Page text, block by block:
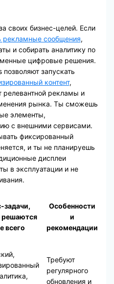
своих бизнес-целей. Если
рекламные сообщения,
и собирать аналитику по
цифровые решения.
запускать
контент,
релевантной рекламы и
рынка. Ты сможешь
элементы,
с внешними сервисами.
фиксированный
и ты не планируешь
дисплеи
в эксплуатации и не
задачи,
решаются
всего
Особенности
и
рекомендации
Требуют
регулярного
обновления и